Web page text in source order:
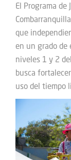
El Programa de
que
en un grado de
niveles 1 y 2
busca
uso del tiempo